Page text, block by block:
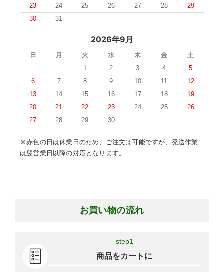
23
24 25 26 27 28
29
30
31
2026年9月
日 月 火 水 木 金
土
1
2 3 4
5
6
7 8 9 10 11
12
13
14 15 16 17 18
19
20
21 22 23 24 25
26
27
28 29 30
※赤色の日は休業日のため、ご注文は可能ですが、発送作業
は翌営業日以降の対応となります。
お買い物の流れ
step1
商品をカートに